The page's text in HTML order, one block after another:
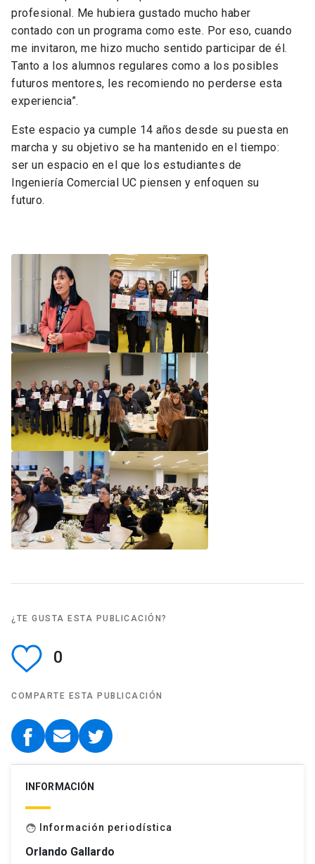
profesional. Me hubiera gustado mucho haber
contado con un programa como este. Por eso, cuando
me invitaron, me hizo mucho sentido participar de él.
Tanto a los alumnos regulares como a los posibles
futuros mentores, les recomiendo no perderse esta
experiencia”.
Este espacio ya cumple 14 años desde su puesta en
marcha y su objetivo se ha mantenido en el tiempo:
ser un espacio en el que los estudiantes de
Ingeniería Comercial UC piensen y enfoquen su
futuro.
¿TE GUSTA ESTA PUBLICACIÓN?
0
COMPARTE ESTA PUBLICACIÓN
INFORMACIÓN
face Información periodística
Orlando Gallardo